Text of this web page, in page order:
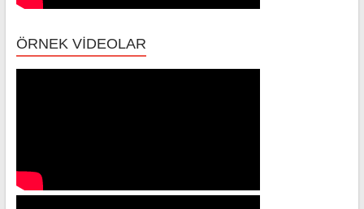
ÖRNEK VİDEOLAR